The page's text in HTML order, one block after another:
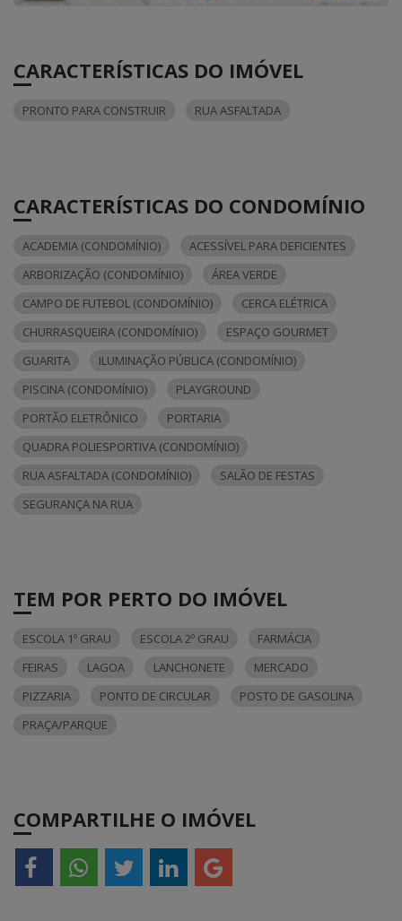
CARACTERÍSTICAS DO IMÓVEL
PRONTO PARA CONSTRUIR RUA ASFALTADA
CARACTERÍSTICAS DO CONDOMÍNIO
ACADEMIA (CONDOMÍNIO)
ACESSÍVEL PARA DEFICIENTES
ARBORIZAÇÃO (CONDOMÍNIO)
ÁREA VERDE
CAMPO DE FUTEBOL (CONDOMÍNIO)
CERCA ELÉTRICA
CHURRASQUEIRA (CONDOMÍNIO)
ESPAÇO GOURMET
GUARITA
ILUMINAÇÃO PÚBLICA (CONDOMÍNIO)
PISCINA (CONDOMÍNIO)
PLAYGROUND
PORTÃO ELETRÔNICO
PORTARIA
QUADRA POLIESPORTIVA (CONDOMÍNIO)
RUA ASFALTADA (CONDOMÍNIO)
SALÃO DE FESTAS
SEGURANÇA NA RUA
TEM POR PERTO DO IMÓVEL
ESCOLA 1º GRAU ESCOLA 2º GRAU
FARMÁCIA
FEIRAS
LAGOA LANCHONETE
MERCADO
PIZZARIA
PONTO DE CIRCULAR
POSTO DE GASOLINA
PRAÇA/PARQUE
COMPARTILHE O IMÓVEL